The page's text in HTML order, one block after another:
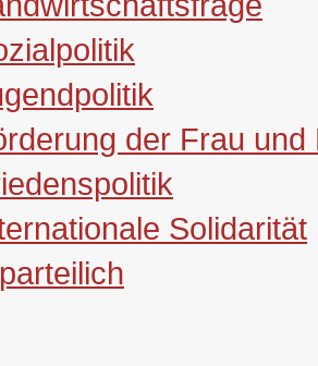
der Frau und
Solidarität